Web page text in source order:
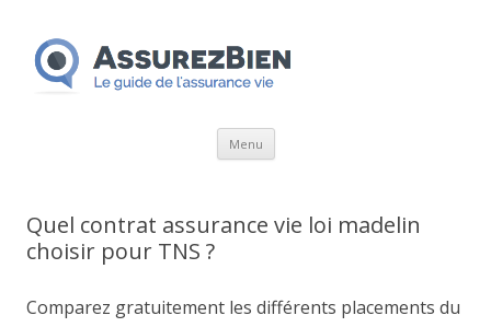
Menu Aller
Quel contrat assurance vie loi madelin
choisir pour TNS ?
Comparez gratuitement les différents placements du